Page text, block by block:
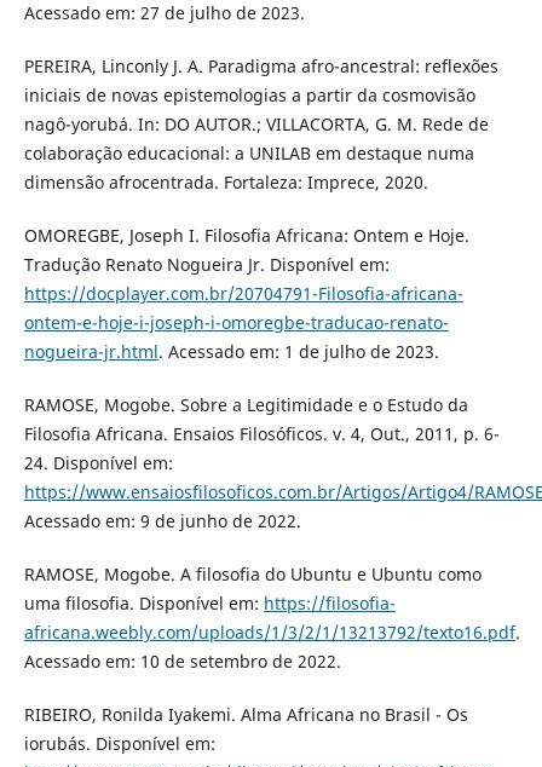
Acessado em: 27 de julho de 2023.
PEREIRA, Linconly J. A. Paradigma afro-ancestral: reflexões
iniciais de novas epistemologias a partir da cosmovisão
nagô-yorubá. In: DO AUTOR.; VILLACORTA, G. M. Rede de
colaboração educacional: a UNILAB em destaque numa
dimensão afrocentrada. Fortaleza: Imprece, 2020.
OMOREGBE, Joseph I. Filosofia Africana: Ontem e Hoje.
Tradução Renato Nogueira Jr. Disponível em:
https://docplayer.com.br/20704791-Filosofia-africana-
ontem-e-hoje-i-joseph-i-omoregbe-traducao-renato-
nogueira-jr.html. Acessado em: 1 de julho de 2023.
RAMOSE, Mogobe. Sobre a Legitimidade e o Estudo da
Filosofia Africana. Ensaios Filosóficos. v. 4, Out., 2011, p. 6-
24. Disponível em:
https://www.ensaiosfilosoficos.com.br/Artigos/Artigo4/
Acessado em: 9 de junho de 2022.
RAMOSE, Mogobe. A filosofia do Ubuntu e Ubuntu como
uma filosofia. Disponível em: https://filosofia-
africana.weebly.com/uploads/1/3/2/1/13213792/texto16.pdf.
Acessado em: 10 de setembro de 2022.
RIBEIRO, Ronilda Iyakemi. Alma Africana no Brasil - Os
iorubás. Disponível em: